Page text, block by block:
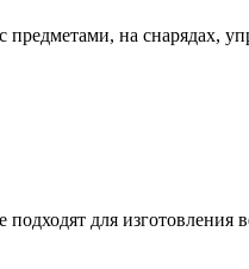
на снарядах,
для